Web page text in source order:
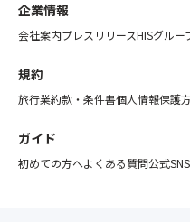
企業情報
会社案内プレスリリースHISグルー
規約
旅行業約款・条件書個人情報保護
ガイド
初めての方へよくある質問公式